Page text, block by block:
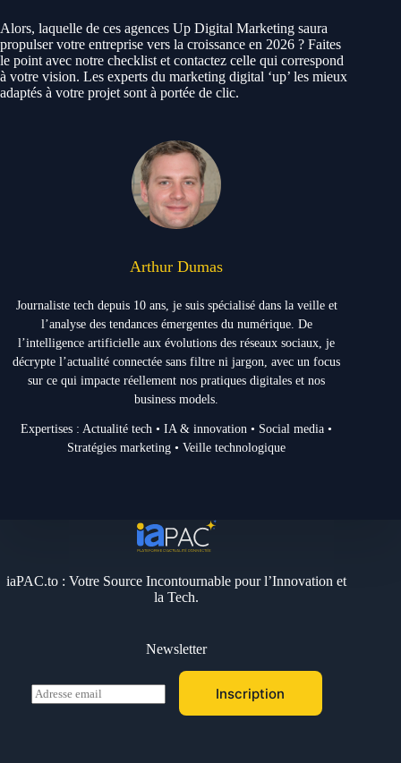
Alors, laquelle de ces agences Up Digital Marketing saura
propulser votre entreprise vers la croissance en 2026 ? Faites
le point avec notre checklist et contactez celle qui correspond
à votre vision. Les experts du marketing digital ‘up’ les mieux
adaptés à votre projet sont à portée de clic.
Arthur Dumas
Journaliste tech depuis 10 ans, je suis spécialisé dans la veille et
l’analyse des tendances émergentes du numérique. De
l’intelligence artificielle aux évolutions des réseaux sociaux, je
décrypte l’actualité connectée sans filtre ni jargon, avec un focus
sur ce qui impacte réellement nos pratiques digitales et nos
business models.
Expertises : Actualité tech • IA & innovation • Social media •
Stratégies marketing • Veille technologique
iaPAC.to : Votre Source Incontournable pour l’Innovation et
la Tech.
Newsletter
E
m
Inscription